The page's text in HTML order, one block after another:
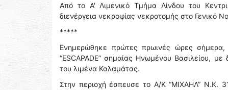
Από το Α' Λιμενικό Τμήμα Λίνδου του
διενέργεια νεκροψίας νεκροτομής στο Γενικό
*****
Ενημερώθηκε πρώτες πρωινές ώρες σήμερα,
“ESCAPADE” σημαίας Ηνωμένου Βασιλείου,
του λιμένα Καλαμάτας.
Στην περιοχή έσπευσε το Α/Κ “ΜΙΧΑΗΛ” Ν.Κ.